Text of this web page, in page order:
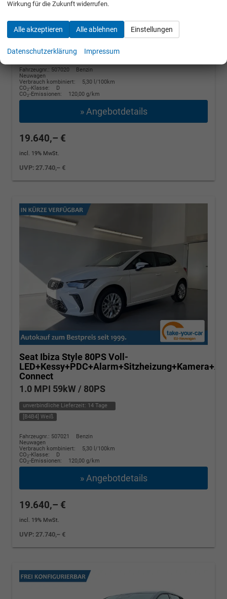
Connect
1.0 MPI 59kW / 80PS
unverbindliche Lieferzeit:14 Tage
[B4B4] Weiß
Fahrzeugnr.: 507020
Benzin
Neuwagen
Verbrauch kombiniert:
5,30 l/100km
CO2-Klasse:
D
CO2-Emissionen: 120,00 g/km
» Angebotdetails
19.640,– €
incl. 19% MwSt.
UVP:27.740,– €
Seat Ibiza Style 80PS Voll-
Connect
1.0 MPI 59kW / 80PS
unverbindliche Lieferzeit: 14 Tage
[B4B4] Weiß
Fahrzeugnr.: 507021
Benzin
Neuwagen
Verbrauch kombiniert:
5,30 l/100km
CO2-Klasse:
D
CO2-Emissionen: 120,00 g/km
» Angebotdetails
19.640,– €
incl. 19% MwSt.
UVP:27.740,– €
Wirkung für die Zukunft widerrufen.
Alle akzeptieren Alle ablehnen Einstellungen
Datenschutzerklärung Impressum